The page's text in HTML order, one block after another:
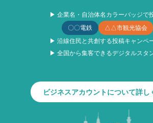
▶ 企業名・自治体名カラーバッジで
〇〇電鉄
△△市観光協会
▶ 沿線住民と共創する投稿キャンペ
▶ 全国から集客できるデジタルスタ
ビジネスアカウントについて詳し